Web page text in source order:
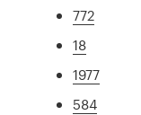
772
18
1977
584